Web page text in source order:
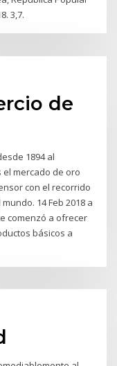
3,7.
de
1894 al
mercado de oro
con el recorrido
14 Feb 2018 a
comenzó a ofrecer
básicos a